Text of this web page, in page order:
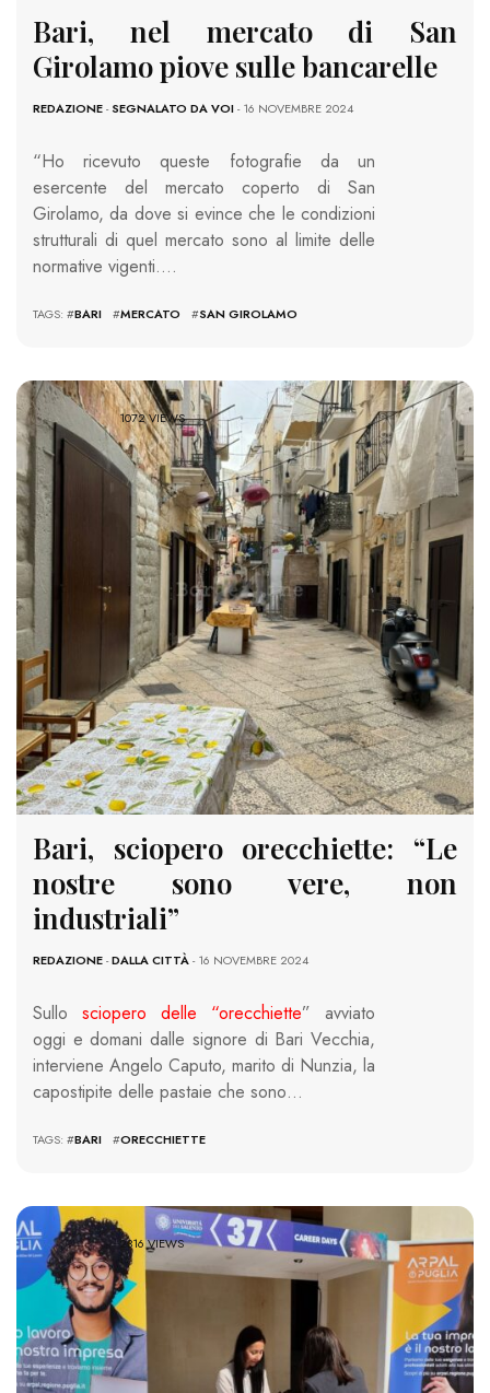
Bari, nel mercato di San
Girolamo piove sulle bancarelle
REDAZIONE-SEGNALATO DA VOI- 16 NOVEMBRE 2024
“Ho ricevuto queste fotografie da un
esercente del mercato coperto di San
Girolamo, da dove si evince che le condizioni
strutturali di quel mercato sono al limite delle
normative vigenti….
TAGS: #BARI #MERCATO #SAN GIROLAMO
1072 VIEWS
Bari, sciopero orecchiette: “Le
nostre sono vere, non
industriali”
REDAZIONE-DALLA CITTÀ- 16 NOVEMBRE 2024
Sullo sciopero delle “orecchiette” avviato
oggi e domani dalle signore di Bari Vecchia,
interviene Angelo Caputo, marito di Nunzia, la
capostipite delle pastaie che sono…
TAGS: #BARI #ORECCHIETTE
2316 VIEWS